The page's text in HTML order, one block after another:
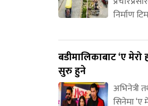
निर्माण
बडीमालिकाबाट ‘ए
सुरु हुने
अभिनेत्री
सिनेमा